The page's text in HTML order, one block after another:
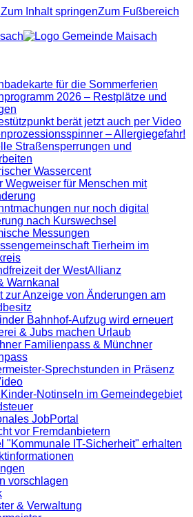
Zum Inhalt springenZum Fußbereich
für die Sommerferien
2026 – Restplätze und
berät jetzt auch per Video
– Allergiegefahr!
Straßensperrungen und
Wassercent
Wegweiser für Menschen mit
nur noch digital
nach Kurswechsel
Messungen
Tierheim im
der WestAllianz
Warnkanal
zur Anzeige von Änderungen am
Bahnhof-Aufzug wird erneuert
& Jubs machen Urlaub
Familienpass & Münchner
Sprechstunden in Präsenz
Notinseln im Gemeindegebiet
JobPortal
vor Fremdanbietern
"Kommunale IT-Sicherheit" erhalten
vorschlagen
& Verwaltung